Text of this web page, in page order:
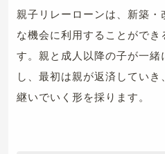
親子リレーローンは、新築
な機会に利用することがで
す。親と成人以降の子が一
し、最初は親が返済してい
継いでいく形を採ります。